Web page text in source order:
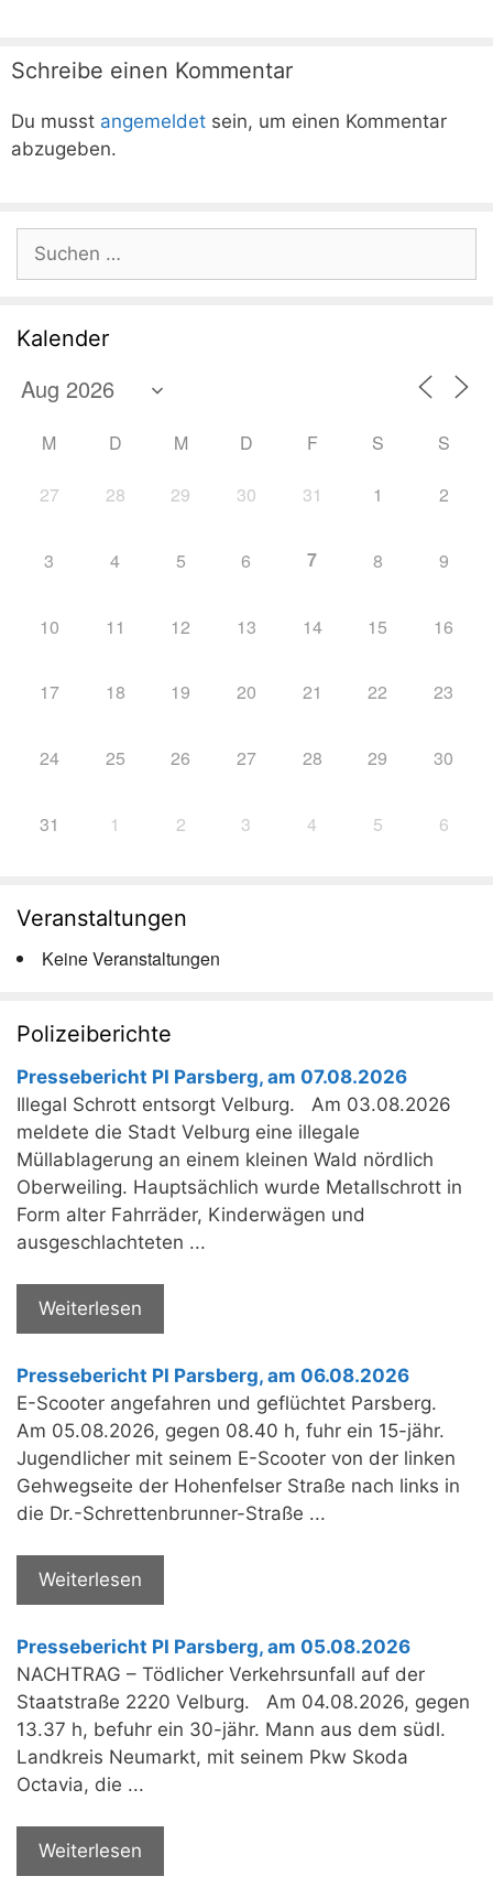
Schreibe einen Kommentar
Du musst angemeldet sein, um einen Kommentar
abzugeben.
nach:
Kalender
M D M D F S S
27 28 29 30 31 1 2
3 4 5 6 7 8 9
10 11 12 13 14 15 16
17 18 19 20 21 22 23
24 25 26 27 28 29 30
31 1 2 3 4 5 6
Veranstaltungen
Keine Veranstaltungen
Polizeiberichte
Pressebericht PI Parsberg, am 07.08.2026
Illegal Schrott entsorgt Velburg. Am 03.08.2026
meldete die Stadt Velburg eine illegale
Müllablagerung an einem kleinen Wald nördlich
Oberweiling. Hauptsächlich wurde Metallschrott in
Form alter Fahrräder, Kinderwägen und
ausgeschlachteten ...
Weiterlesen
Pressebericht PI Parsberg, am 06.08.2026
E-Scooter angefahren und geflüchtet Parsberg.
Am 05.08.2026, gegen 08.40 h, fuhr ein 15-jähr.
Jugendlicher mit seinem E-Scooter von der linken
Gehwegseite der Hohenfelser Straße nach links in
die Dr.-Schrettenbrunner-Straße ...
Weiterlesen
Pressebericht PI Parsberg, am 05.08.2026
NACHTRAG – Tödlicher Verkehrsunfall auf der
Staatstraße 2220 Velburg. Am 04.08.2026, gegen
13.37 h, befuhr ein 30-jähr. Mann aus dem südl.
Landkreis Neumarkt, mit seinem Pkw Skoda
Octavia, die ...
Weiterlesen